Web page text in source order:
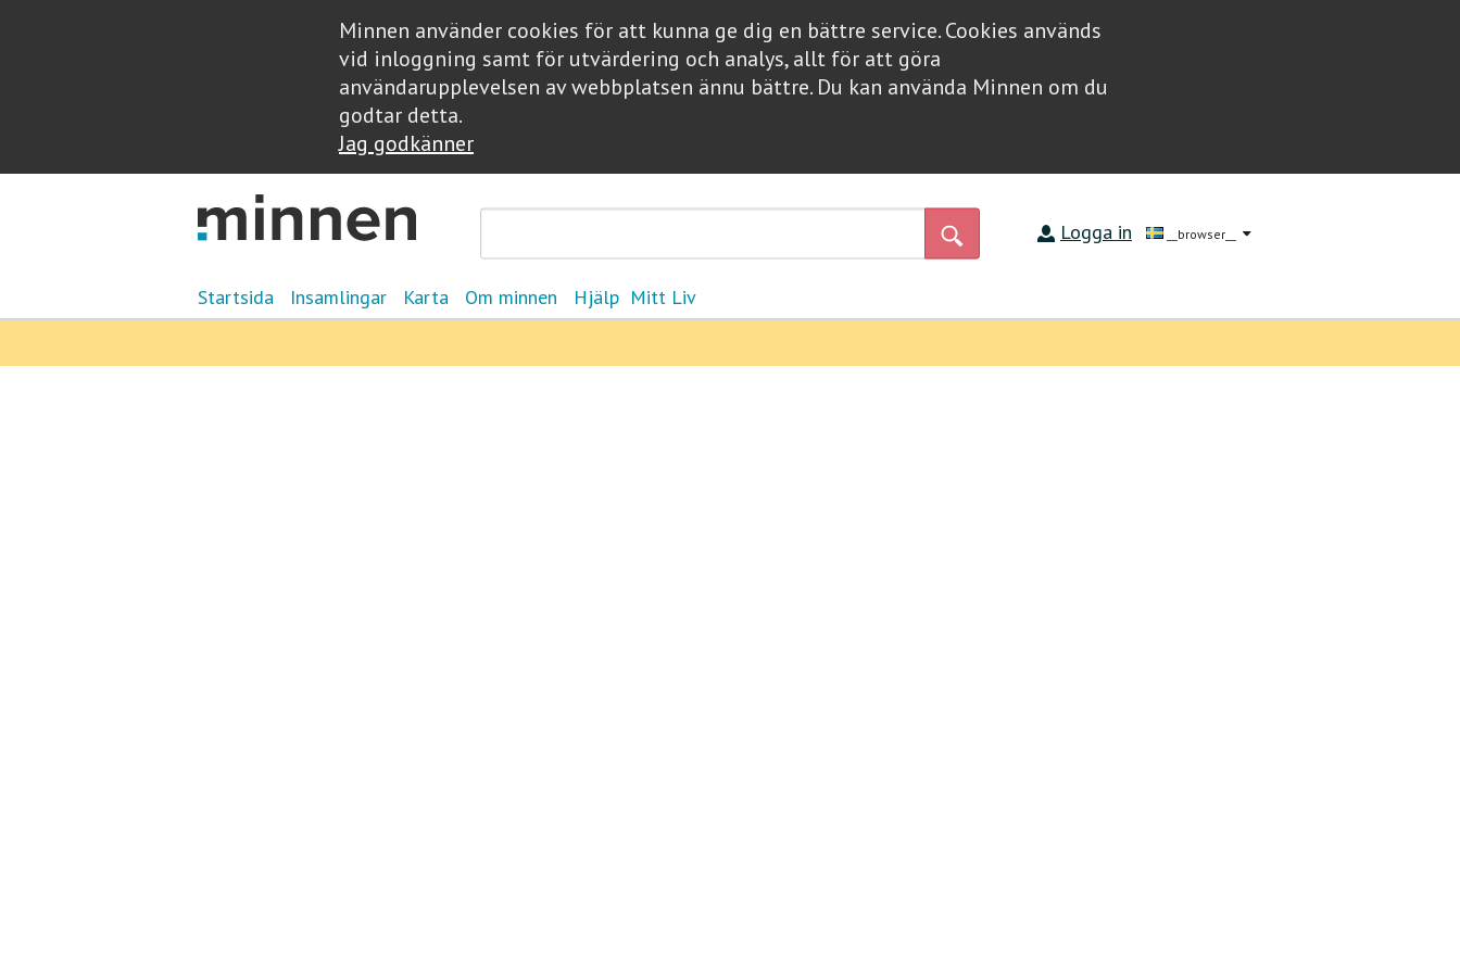
Minnen använder cookies för att kunna ge dig en bättre service. Cookies används
vid inloggning samt för utvärdering och analys, allt för att göra
användarupplevelsen av webbplatsen ännu bättre. Du kan använda Minnen om du
godtar detta.
Jag godkänner
Logga in __browser__
Startsida Insamlingar Karta Om minnen Hjälp Mitt Liv